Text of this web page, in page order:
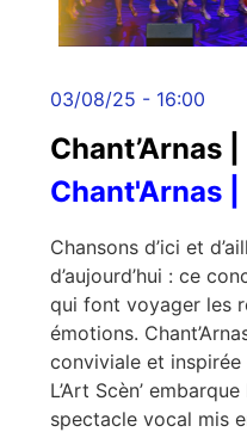
03/08/25 - 16:00
Chant’Arnas |
Chant'Arnas |
Chansons d’ici et
d’aujourd’hui : ce
qui font voyager les
émotions.
conviviale et
L’Art Scèn’
spectacle vocal mis